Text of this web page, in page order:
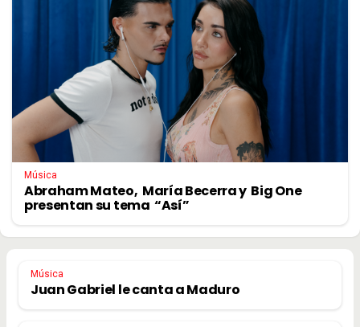
Música
Abraham Mateo, María Becerra y Big One
presentan su tema “Así”
Música
Juan Gabriel le canta a Maduro